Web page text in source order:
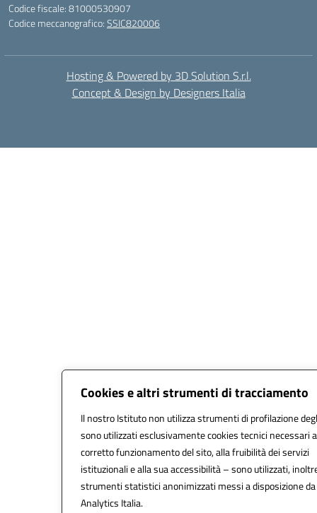
Cookies e altri strumenti di tracciamento
Il nostro Istituto non utilizza strumenti di profilazione
sono utilizzati esclusivamente cookies tecnici necessari
corretto funzionamento del sito, alla fruibilità dei servizi
istituzionali e alla sua accessibilità – sono utilizzati,
strumenti statistici anonimizzati messi a disposizione da
Analytics Italia.
Codice fiscale: 81000530907
Codice meccanografico:SSIC820006
Hosting & Powered by 3D Solution S.r.l.
Concept & Design by Designers Italia